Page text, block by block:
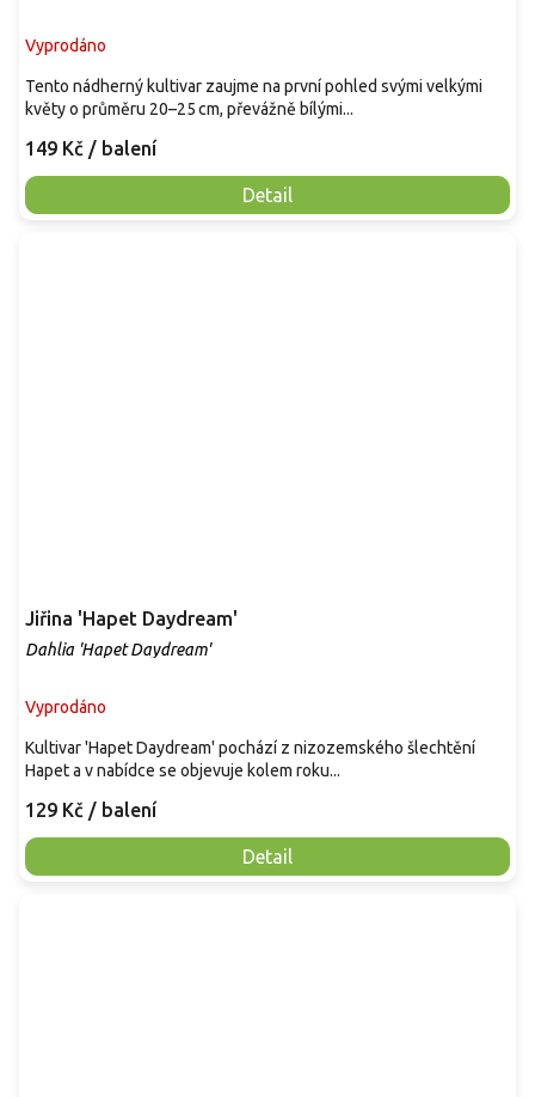
Vyprodáno
149 Kč / balení
Detail
Tento nádherný kultivar zaujme na první pohled svými velkými
květy o průměru 20–25 cm, převážně bílými...
Jiřina 'Hapet Daydream'
Dahlia 'Hapet Daydream'
Vyprodáno
129 Kč / balení
Detail
Kultivar 'Hapet Daydream' pochází z nizozemského šlechtění
Hapet a v nabídce se objevuje kolem roku...